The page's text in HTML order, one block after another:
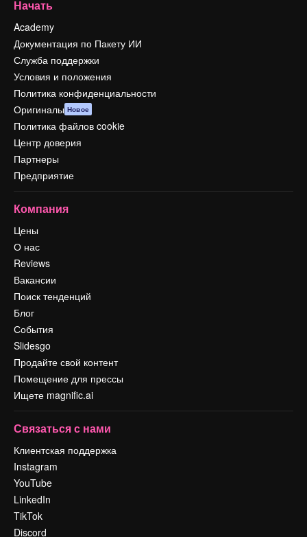
Начать
Academy
Документация по Пакету ИИ
Служба поддержки
Условия и положения
Политика конфиденциальности
Оригиналы Новое
Политика файлов cookie
Центр доверия
Партнеры
Предприятие
Компания
Цены
О нас
Reviews
Вакансии
Поиск тенденций
Блог
События
Slidesgo
Продайте свой контент
Помещение для прессы
Ищете magnific.ai
Связаться с нами
Клиентская поддержка
Instagram
YouTube
LinkedIn
TikTok
Discord